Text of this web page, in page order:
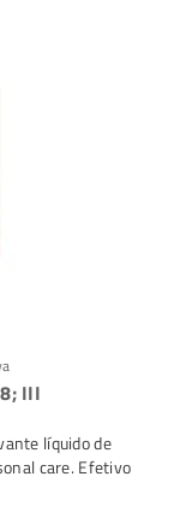
III
líquido de
care. Efetivo